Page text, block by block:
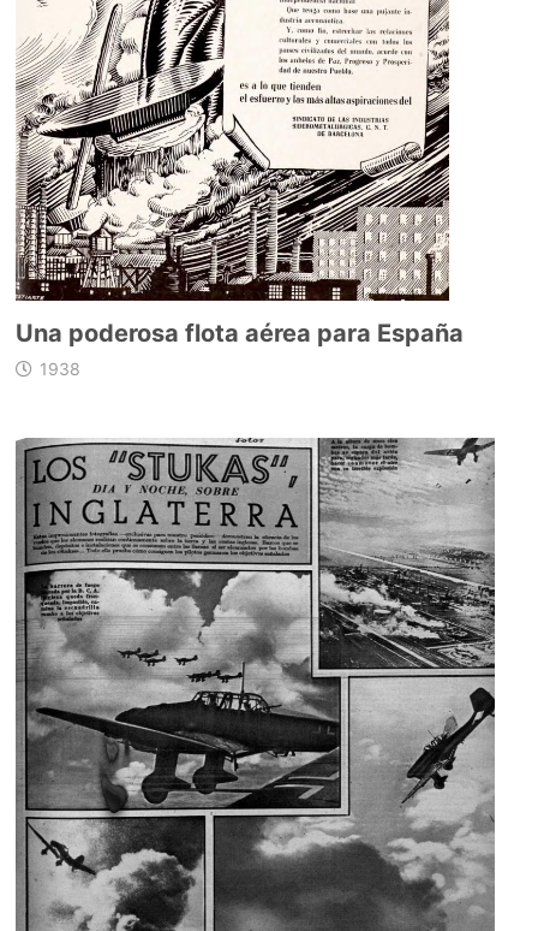
Una poderosa flota aérea para España
1938